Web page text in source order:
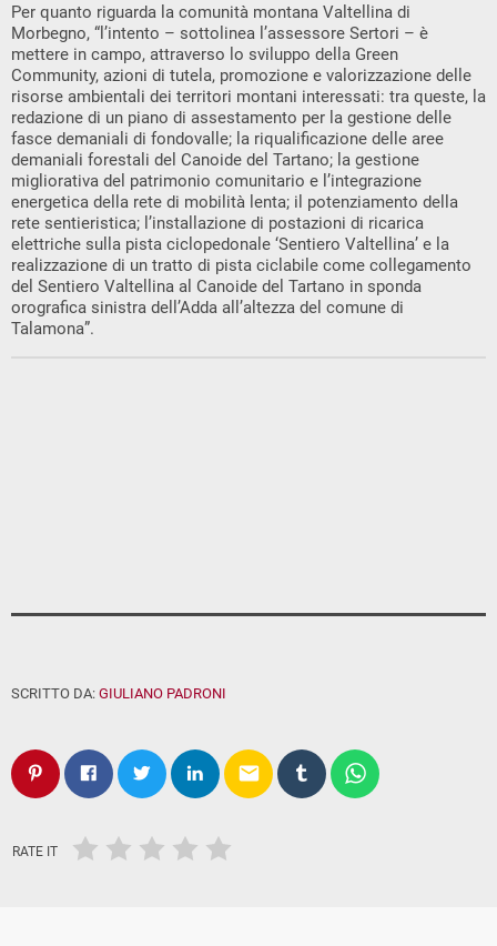
Per quanto riguarda la comunità montana Valtellina di
Morbegno, “l’intento – sottolinea l’assessore Sertori – è
mettere in campo, attraverso lo sviluppo della Green
Community, azioni di tutela, promozione e valorizzazione delle
risorse ambientali dei territori montani interessati: tra queste, la
redazione di un piano di assestamento per la gestione delle
fasce demaniali di fondovalle; la riqualificazione delle aree
demaniali forestali del Canoide del Tartano; la gestione
migliorativa del patrimonio comunitario e l’integrazione
energetica della rete di mobilità lenta; il potenziamento della
rete sentieristica; l’installazione di postazioni di ricarica
elettriche sulla pista ciclopedonale ‘Sentiero Valtellina’ e la
realizzazione di un tratto di pista ciclabile come collegamento
del Sentiero Valtellina al Canoide del Tartano in sponda
orografica sinistra dell’Adda all’altezza del comune di
Talamona”.
SCRITTO DA: GIULIANO PADRONI
email
RATE IT